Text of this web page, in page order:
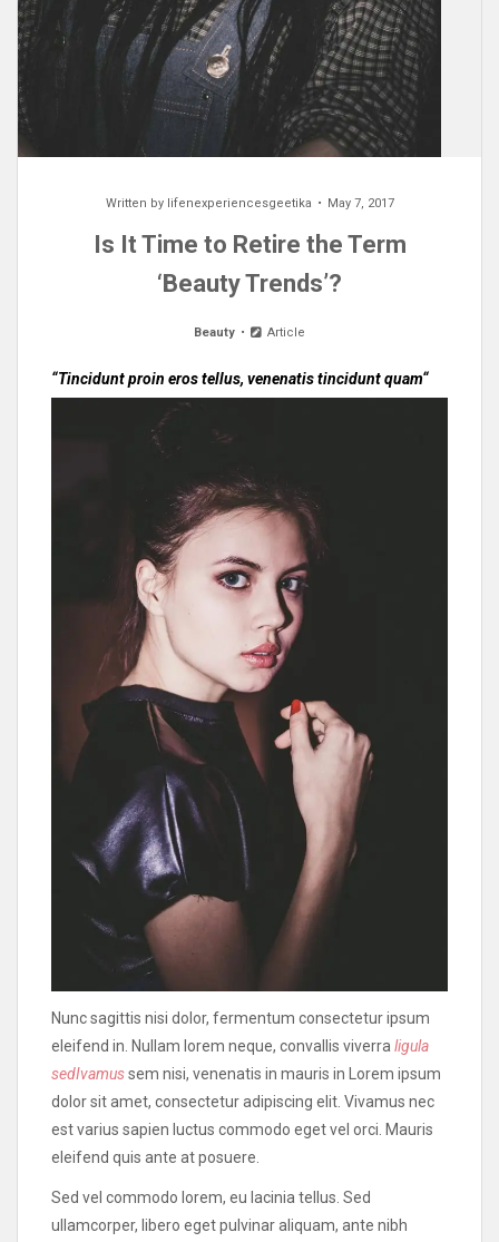
Written by lifenexperiencesgeetika May 7, 2017
Is It Time to Retire the Term
‘Beauty Trends’?
Beauty Article
“Tincidunt proin eros tellus, venenatis tincidunt quam“
Nunc sagittis nisi dolor, fermentum consectetur ipsum
eleifend in. Nullam lorem neque, convallis viverraligula
sedIvamussem nisi, venenatis in mauris in Lorem ipsum
dolor sit amet, consectetur adipiscing elit. Vivamus nec
est varius sapien luctus commodo eget vel orci. Mauris
eleifend quis ante at posuere.
Sed vel commodo lorem, eu lacinia tellus. Sed
ullamcorper, libero eget pulvinar aliquam, ante nibh